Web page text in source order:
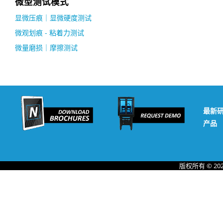
显微压痕｜显微硬度测试
微观划痕 - 粘着力测试
微量磨损｜摩擦测试
最新
产品
版权所有 ©